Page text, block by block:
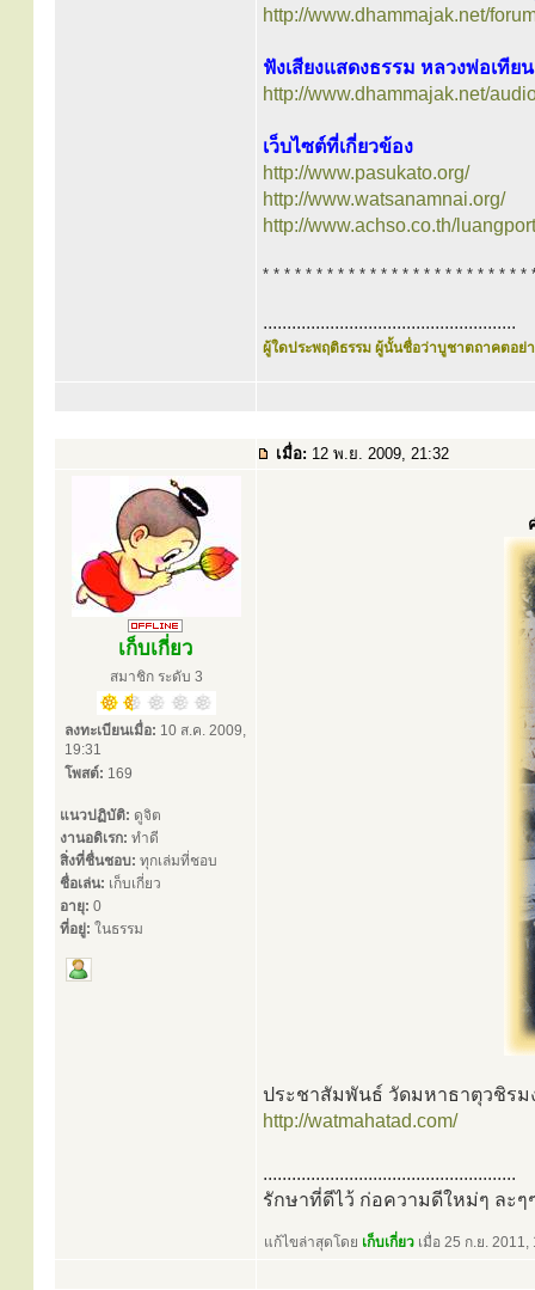
http://www.dhammajak.net/
ฟังเสียงแสดงธรรม หลวงพ่อเทีย
http://www.dhammajak.net/
เว็บไซต์ที่เกี่ยวข้อง
http://www.pasukato.org/
http://www.watsanamnai.org/
http://www.achso.co.th/
* * * * * * * * * * * * * * * * * * * * * * * * *
.....................................................
ผู้ใดประพฤติธรรม ผู้นั้นชื่อว่าบูชาตถาคตอย่า
เมื่อ: 12 พ.ย. 2009, 21:32
เก็บเกี่ยว
สมาชิก ระดับ 3
ลงทะเบียนเมื่อ: 10 ส.ค. 2009,
19:31
โพสต์: 169
แนวปฏิบัติ: ดูจิต
งานอดิเรก: ทำดี
สิ่งที่ชื่นชอบ: ทุกเล่มที่ชอบ
ชื่อเล่น: เก็บเกี่ยว
อายุ: 0
ที่อยู่: ในธรรม
ประชาสัมพันธ์ วัดมหาธาตุวชิรมง
http://watmahatad.com/
.....................................................
รักษาที่ดีไว้ ก่อความดีใหม่ๆ ละๆ
แก้ไขล่าสุดโดย เก็บเกี่ยว เมื่อ 25 ก.ย.